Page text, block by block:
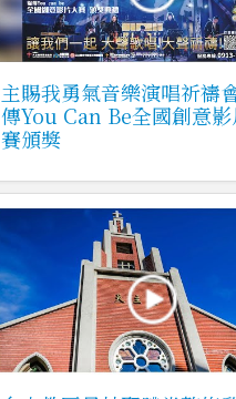
主賜我勇氣音樂演唱祈禱
傳You Can Be全國創意影
賽頒獎